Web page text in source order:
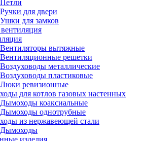
Петли
Ручки для двери
Ушки для замков
Вентиляторы вытяжные
Вентиляционные решетки
Воздуховоды металлические
Воздуховоды пластиковые
Люки ревизионные
для котлов газовых настенных
Дымоходы коаксиальные
Дымоходы однотрубные
из нержавеющей стали
Дымоходы
изделия